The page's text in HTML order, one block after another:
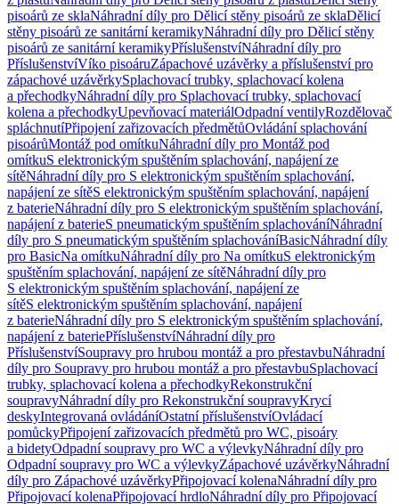
pisoárů ze sklaNáhradní díly pro Dělicí stěny pisoárů ze sklaDělicí
stěny pisoárů ze sanitární keramikyNáhradní díly pro Dělicí stěny
pisoárů ze sanitární keramikyPříslušenstvíNáhradní díly pro
PříslušenstvíVíko pisoáruZápachové uzávěrky a příslušenství pro
zápachové uzávěrkySplachovací trubky, splachovací kolena
a přechodkyNáhradní díly pro Splachovací trubky, splachovací
kolena a přechodkyUpevňovací materiálOdpadní ventilyRozdělovač
spláchnutíPřipojení zařizovacích předmětůOvládání splachování
pisoárůMontáž pod omítkuNáhradní díly pro Montáž pod
omítkuS elektronickým spuštěním splachování, napájení ze
sítěNáhradní díly pro S elektronickým spuštěním splachování,
napájení ze sítěS elektronickým spuštěním splachování, napájení
z baterieNáhradní díly pro S elektronickým spuštěním splachování,
napájení z baterieS pneumatickým spuštěním splachováníNáhradní
díly pro S pneumatickým spuštěním splachováníBasicNáhradní díly
pro BasicNa omítkuNáhradní díly pro Na omítkuS elektronickým
spuštěním splachování, napájení ze sítěNáhradní díly pro
S elektronickým spuštěním splachování, napájení ze
sítěS elektronickým spuštěním splachování, napájení
z baterieNáhradní díly pro S elektronickým spuštěním splachování,
napájení z bateriePříslušenstvíNáhradní díly pro
PříslušenstvíSoupravy pro hrubou montáž a pro přestavbuNáhradní
díly pro Soupravy pro hrubou montáž a pro přestavbuSplachovací
trubky, splachovací kolena a přechodkyRekonstrukční
soupravyNáhradní díly pro Rekonstrukční soupravyKrycí
deskyIntegrovaná ovládáníOstatní příslušenstvíOvládací
pomůckyPřipojení zařizovacích předmětů pro WC, pisoáry
a bidetyOdpadní soupravy pro WC a výlevkyNáhradní díly pro
Odpadní soupravy pro WC a výlevkyZápachové uzávěrkyNáhradní
díly pro Zápachové uzávěrkyPřipojovací kolenaNáhradní díly pro
Připojovací kolenaPřipojovací hrdloNáhradní díly pro Připojovací